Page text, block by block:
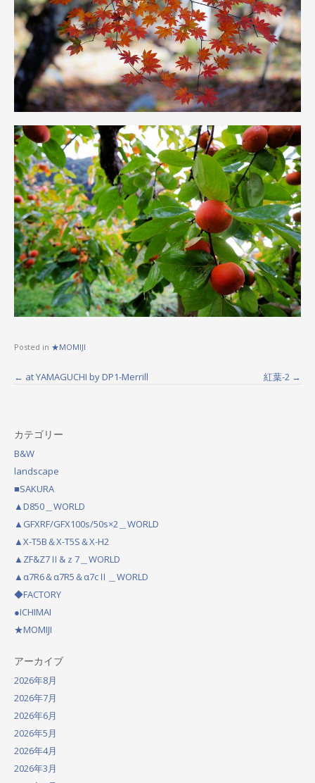
Posted in ★MOMIJI
s
t
n
a
v
i
g
a
t
i
o
n
← at YAMAGUCHI by DP1-Merrill 紅葉-2 →
カテゴリー
B&W
landscape
■SAKURA
▲D850＿WORLD
▲GFXRF/GFX100s/50s×2＿WORLD
▲X-T5B＆X-T5S＆X-H2
▲ZF&Z7Ⅱ&ｚ7＿WORLD
▲α7R6＆α7R5＆α7cⅡ＿WORLD
◆FACTORY
●ICHIMAI
★MOMIJI
アーカイブ
2026年8月
2026年7月
2026年6月
2026年5月
2026年4月
2026年3月